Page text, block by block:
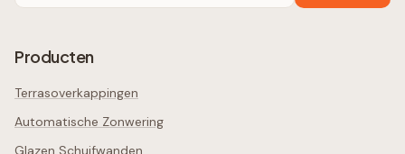
Producten
Terrasoverkappingen
Automatische Zonwering
Glazen Schuifwanden